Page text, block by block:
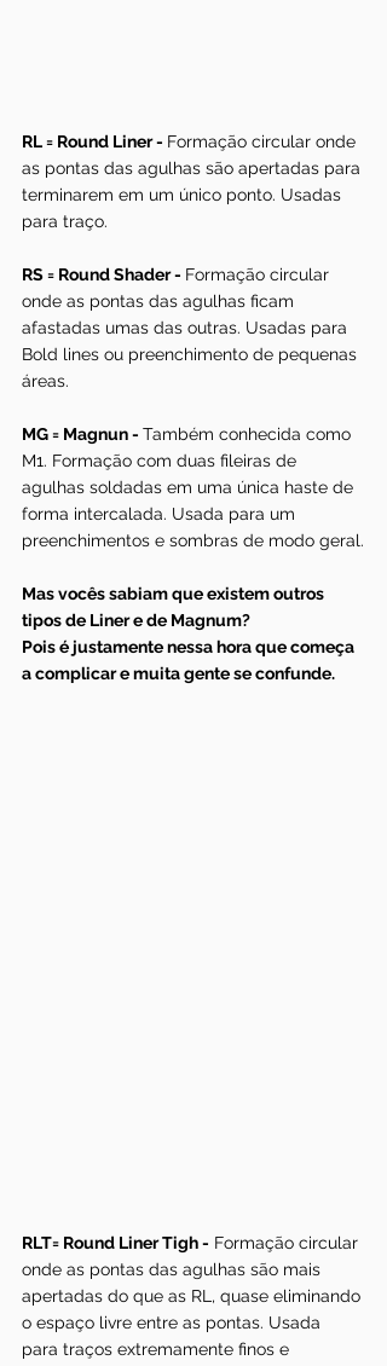
RL = Round Liner - Formação circular onde
as pontas das agulhas são apertadas para
terminarem em um único ponto. Usadas
para traço.
RS = Round Shader - Formação circular
onde as pontas das agulhas ficam
afastadas umas das outras. Usadas para
Bold lines ou preenchimento de pequenas
áreas.
MG = Magnun - Também conhecida como
M1. Formação com duas fileiras de
agulhas soldadas em uma única haste de
forma intercalada. Usada para um
preenchimentos e sombras de modo geral.
Mas vocês sabiam que existem outros
tipos de Liner e de Magnum?
Pois é justamente nessa hora que começa
a complicar e muita gente se confunde.
RLT= Round Liner Tigh - Formação circular
onde as pontas das agulhas são mais
apertadas do que as RL, quase eliminando
o espaço livre entre as pontas. Usada
para traços extremamente finos e